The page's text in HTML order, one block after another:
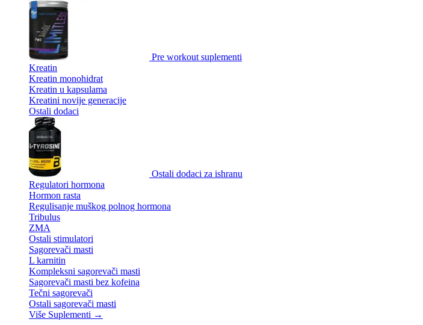
Pre workout suplementi
Kreatin
Kreatin monohidrat
Kreatin u kapsulama
Kreatini novije generacije
Ostali dodaci
Ostali dodaci za ishranu
Regulatori hormona
Hormon rasta
Regulisanje muškog polnog hormona
Tribulus
ZMA
Ostali stimulatori
Sagorevači masti
L karnitin
Kompleksni sagorevači masti
Sagorevači masti bez kofeina
Tečni sagorevači
Ostali sagorevači masti
Više Suplementi →